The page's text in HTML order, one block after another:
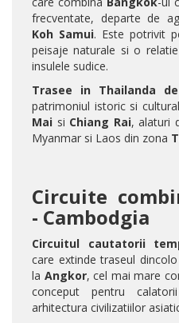
frecventate, departe de
Koh Samui. Este potrivit
peisaje naturale si o
insulele sudice.
Trasee in Thailanda
patrimoniul istoric si
Mai si Chiang Rai, alaturi
Myanmar si Laos din zona
Circuite
- Cambodgia
Circuitul cautatorii
care extinde traseul
la Angkor, cel mai mare
conceput pentru
arhitectura civilizatiilor